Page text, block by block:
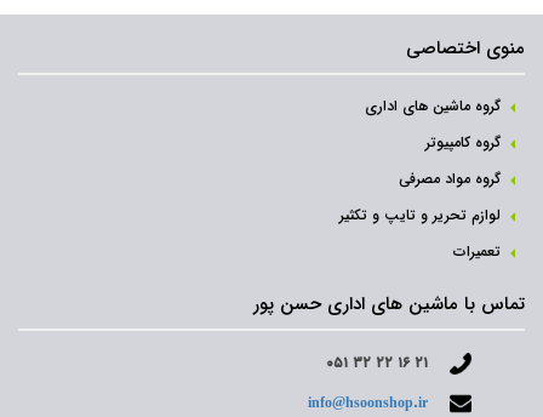
منوی اختصاصی
گروه ماشین های اداری
گروه کامپیوتر
گروه مواد مصرفی
لوازم تحریر و تایپ و تکثیر
تعمیرات
تماس با ماشین های اداری حسن پور
۰۵۱ ۳۲ ۲۲ ۱۶ ۲۱
info@hsoonshop.ir